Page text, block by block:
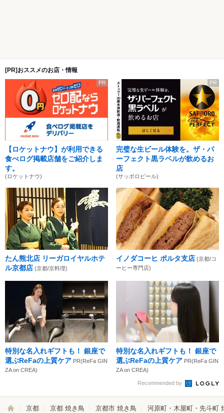
[PR]おススメのお店・情報
PR
【ロケットナウ】が利用できる
食べログ掲載店舗をご紹介しま
す。
(ロケットナウ)
PR
完璧な生ビール体験を。ザ・パ
ーフェクト黒ラベルが飲めるお
店
(サッポロビール)
たん熊北店 リーガロイヤルホテ
ル京都店 (京都/京料理)
イノダコーヒ ポルタ支店 (京都/コ
ーヒー専門店)
特別な名入れギフトも！ 銀座で
選ぶReFaの上質ケア PR(ReFa GIN
ZA on CREA)
特別な名入れギフトも！ 銀座で
選ぶReFaの上質ケア PR(ReFa GIN
ZA on CREA)
Recommended by
京都 京都 焼き鳥 京都市 焼き鳥 河原町・木屋町・先斗町